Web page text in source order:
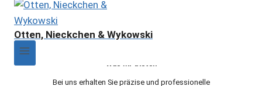
Otten, Nieckchen & Wykowski
Grundstücken
Was wir bieten
Bei uns erhalten Sie präzise und professionelle